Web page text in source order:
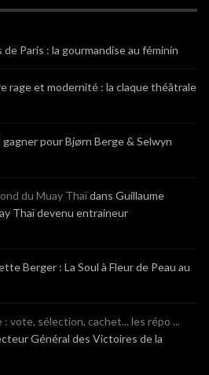
de Paris : la gourmandise au féminin
rage et modernité : la claque théâtrale
gagner pour Bjørn Berge & Selwyn
du Muay Thaïdans Guillaume
Thaï devenu entraineur
Berger : La Soul à Fleur de Peau au
vote, sélection, cachet... les répo ...
Général des Victoires de la